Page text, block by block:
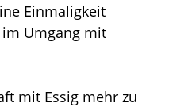
Einmaligkeit
Umgang mit
mit Essig mehr zu